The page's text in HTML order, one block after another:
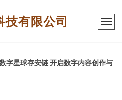
技有限公司
数字星球存安链 开启数字内容创作与